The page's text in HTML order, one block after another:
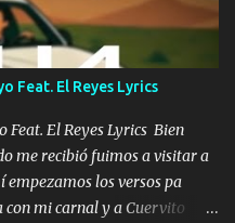
A vido alta y bajas La carreta
me han pasado cosas Y
es muy corta Hay que
porque nada es...
Feat. El Reyes Lyrics
Feat. El Reyes Lyrics Bien
me recibió fuimos a visitar a
los versos pa
mi carnal y a Cuervito